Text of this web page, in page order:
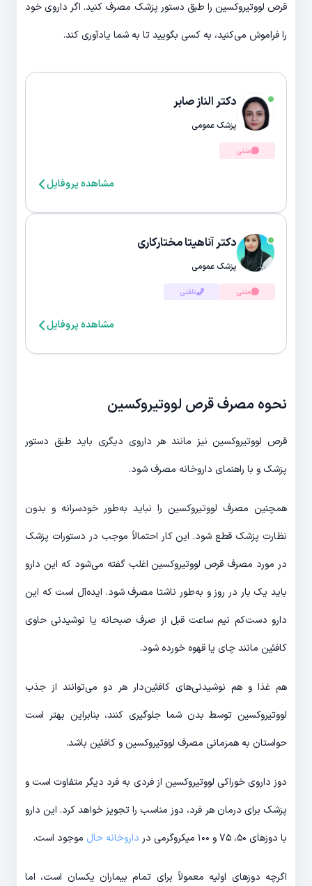
قرص لووتیروکسین را طبق دستور پزشک مصرف کنید. اگر داروی خود
را فراموش می‌کنید، به کسی بگویید تا به شما یادآوری کند.
دکتر الناز صابر
پزشک عمومی
متنی
مشاهده پروفایل
دکتر آناهیتا مختارکاری
پزشک عمومی
متنی تلفنی
مشاهده پروفایل
نحوه مصرف قرص لووتیروکسین
قرص لووتیروکسین نیز مانند هر داروی دیگری باید طبق دستور
پزشک و با راهنمای داروخانه مصرف شود.
همچنین مصرف لووتیروکسین را نباید به‌طور خودسرانه و بدون
نظارت پزشک قطع شود. این کار احتمالاً موجب در دستورات پزشک
در مورد مصرف قرص لووتیروکسین اغلب گفته می‌شود که این دارو
باید یک بار در روز و به‌طور ناشتا مصرف شود. ایده‌آل است که این
دارو دست‌کم نیم ساعت قبل از صرف صبحانه یا نوشیدنی حاوی
کافئین مانند چای یا قهوه خورده شود.
هم غذا و هم نوشیدنی‌های کافئین‌دار هر دو می‌توانند از جذب
لووتیروکسین توسط بدن شما جلوگیری کنند، بنابراین بهتر است
حواستان به همزمانی مصرف لووتیروکسین و کافئین باشد.
دوز داروی خوراکی لووتیروکسین از فردی به فرد دیگر متفاوت است و
پزشک برای درمان هر فرد، دوز مناسب را تجویز خواهد کرد. این دارو
با دوزهای ۵۰، ۷۵ و ۱۰۰ میکروگرمی در
داروخانه حال موجود است.
اگرچه دوزهای اولیه معمولاً برای تمام بیماران یکسان است، اما